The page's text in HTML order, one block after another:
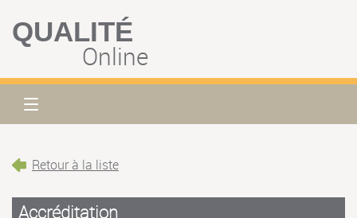
QUALITÉ
Online
Retour à la liste
Accréditation